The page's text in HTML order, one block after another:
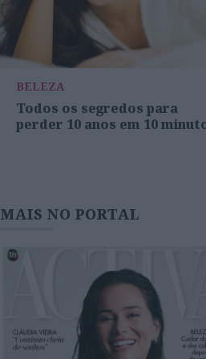
BELEZA
Todos os segredos para
perder 10 anos em 10
MAIS NO PORTAL